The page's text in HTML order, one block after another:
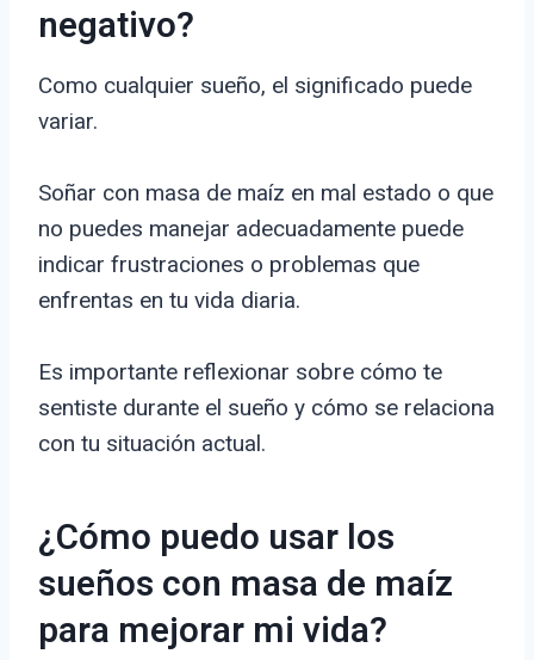
negativo?
Como cualquier sueño, el significado puede
variar.
Soñar con masa de maíz en mal estado o que
no puedes manejar adecuadamente puede
indicar frustraciones o problemas que
enfrentas en tu vida diaria.
Es importante reflexionar sobre cómo te
sentiste durante el sueño y cómo se relaciona
con tu situación actual.
¿Cómo puedo usar los
sueños con masa de maíz
para mejorar mi vida?